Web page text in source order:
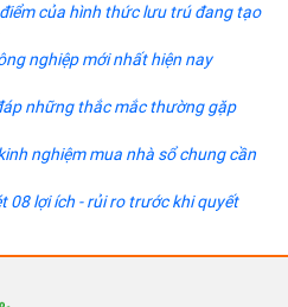
của hình thức lưu trú đang tạo
nghiệp mới nhất hiện nay
những thắc mắc thường gặp
nghiệm mua nhà sổ chung cần
08 lợi ích - rủi ro trước khi quyết